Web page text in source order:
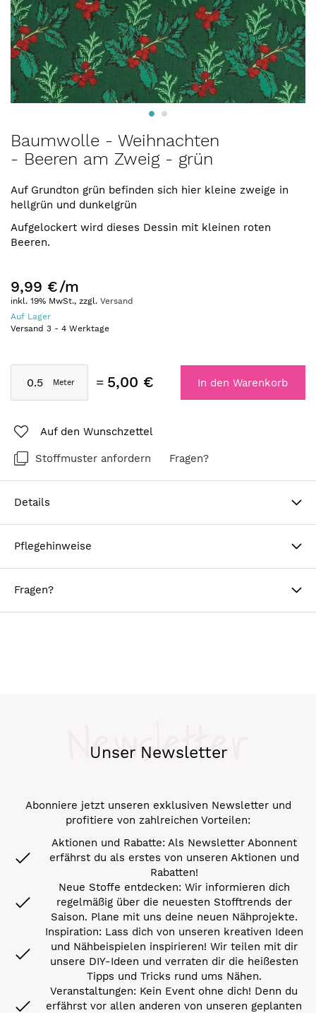
Anfang
der
springen
Baumwolle - Weihnachten
- Beeren am Zweig - grün
Auf Grundton grün befinden sich hier kleine zweige in
hellgrün und dunkelgrün
Aufgelockert wird dieses Dessin mit kleinen roten
Beeren.
9,99 €/m
inkl. 19% MwSt., zzgl. Versand
Auf Lager
Versand 3 - 4 Werktage
5,00 € In den Warenkorb
Auf den Wunschzettel
Stoffmuster anfordern Fragen?
Details
Pflegehinweise
Fragen?
Unser Newsletter
Newsletter
Abonniere jetzt unseren exklusiven Newsletter und
profitiere von zahlreichen Vorteilen:
Aktionen und Rabatte: Als Newsletter Abonnent
erfährst du als erstes von unseren Aktionen und
Rabatten!
Neue Stoffe entdecken: Wir informieren dich
regelmäßig über die neuesten Stofftrends der
Saison. Plane mit uns deine neuen Nähprojekte.
Inspiration: Lass dich von unseren kreativen Ideen
und Nähbeispielen inspirieren! Wir teilen mit dir
unsere DIY-Ideen und verraten dir die heißesten
Tipps und Tricks rund ums Nähen.
Veranstaltungen: Kein Event ohne dich! Denn du
erfährst vor allen anderen von unseren geplanten